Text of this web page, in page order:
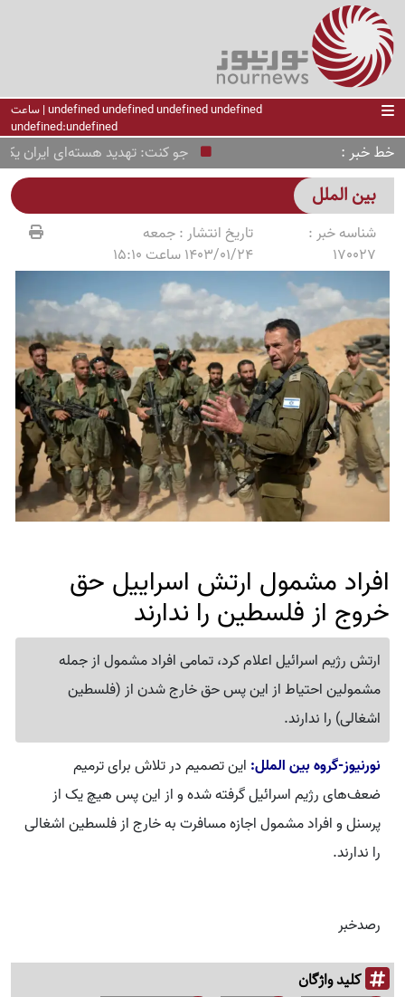
undefined undefined undefined undefined | ساعت
undefined:undefined
خط خبر جو کنت: تهدید هسته‌ای ایران یک
بین الملل
شناسه خبر :
170027
تاریخ انتشار :جمعه
1403/01/24 ساعت 15:10
افراد مشمول ارتش اسراییل حق
خروج از فلسطین را ندارند
ارتش رژیم اسرائیل اعلام کرد، تمامی افراد مشمول از جمله
مشمولین احتیاط از این پس حق خارج شدن از (فلسطین
اشغالی) را ندارند.
نورنیوز-گروه بین الملل: این تصمیم در تلاش برای ترمیم
ضعف‌های رژیم اسرائیل گرفته شده و از این پس هیچ یک از
پرسنل و افراد مشمول اجازه مسافرت به خارج از فلسطین اشغالی
را ندارند.
رصدخبر
کلید واژگان